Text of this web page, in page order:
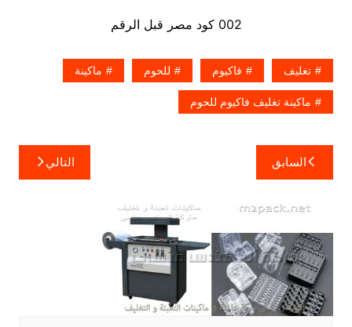
002 كود مصر قبل الرقم
تغليف فاكيوم للحوم ماكينة
ماكينة تغليف فاكيوم للحوم
تصفّح
المقالات
السابق التالي